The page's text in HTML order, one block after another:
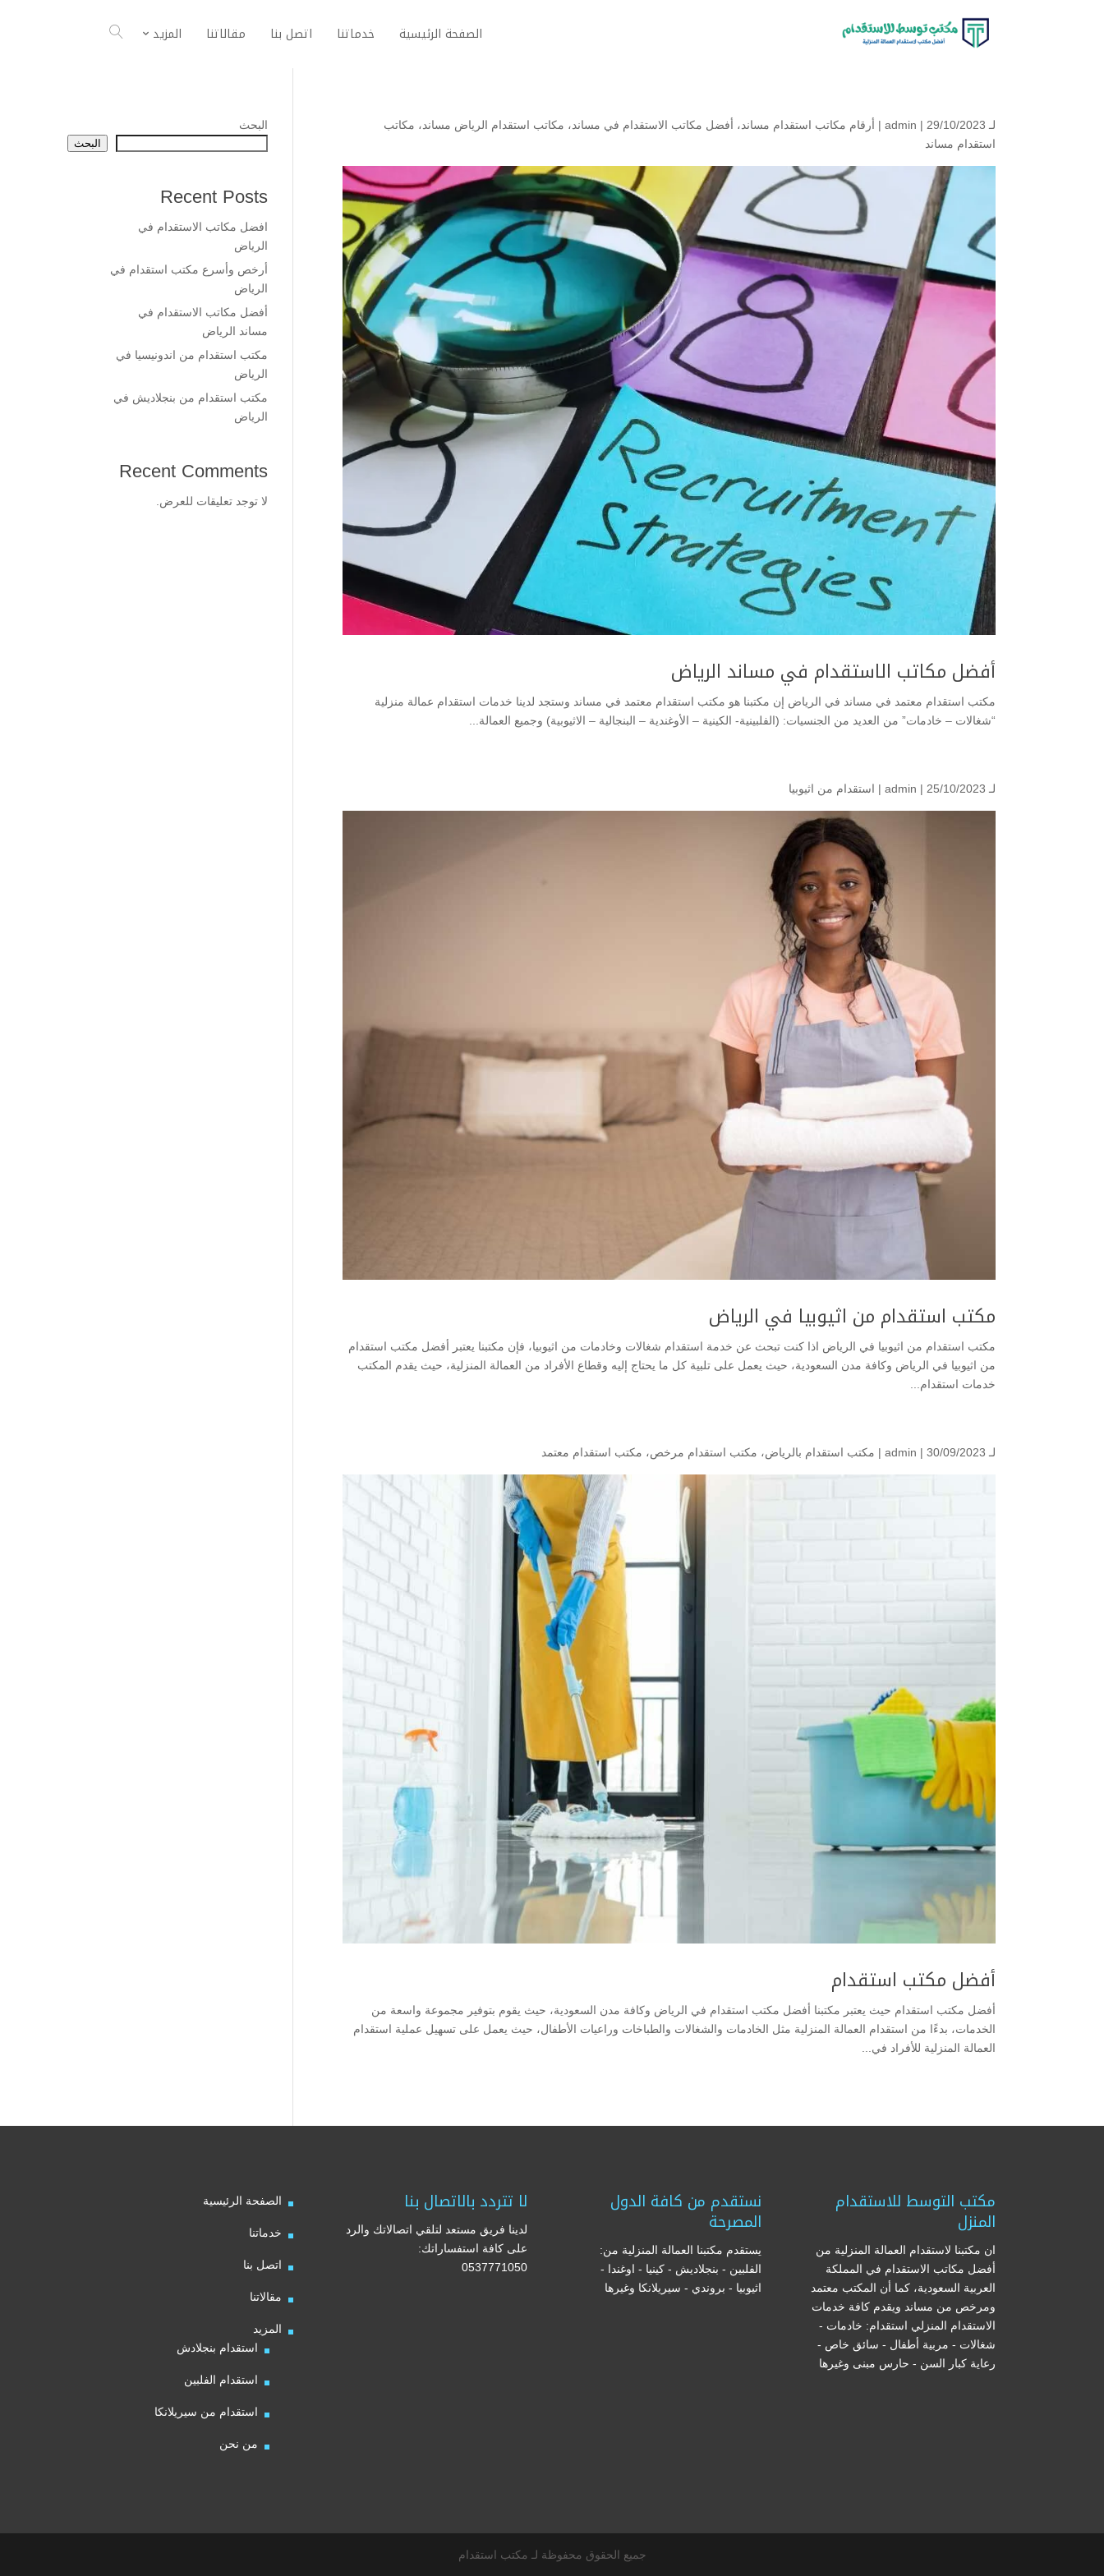
الصفحة الرئيسية خدماتنا اتصل بنا مقالاتنا المزيد
لـ admin | 29/10/2023 | أرقام مكاتب استقدام مساند، أفضل مكاتب الاستقدام في مساند، مكاتب استقدام الرياض مساند، مكاتب
استقدام مساند
أفضل مكاتب الاستقدام في مساند الرياض
مكتب استقدام معتمد في مساند في الرياض إن مكتبنا هو مكتب استقدام معتمد في مساند وستجد لدينا خدمات استقدام عمالة منزلية
“شغالات – خادمات” من العديد من الجنسيات: (الفلبينية- الكينية – الأوغندية – البنجالية – الاثيوبية) وجميع العمالة...
لـ admin | 25/10/2023 | استقدام من اثيوبيا
مكتب استقدام من اثيوبيا في الرياض
مكتب استقدام من اثيوبيا في الرياض اذا كنت تبحث عن خدمة استقدام شغالات وخادمات من اثيوبيا، فإن مكتبنا يعتبر أفضل مكتب استقدام
من اثيوبيا في الرياض وكافة مدن السعودية، حيث يعمل على تلبية كل ما يحتاج إليه وقطاع الأفراد من العمالة المنزلية، حيث يقدم المكتب
خدمات استقدام...
لـ admin | 30/09/2023 | مكتب استقدام بالرياض، مكتب استقدام مرخص، مكتب استقدام معتمد
أفضل مكتب استقدام
أفضل مكتب استقدام حيث يعتبر مكتبنا أفضل مكتب استقدام في الرياض وكافة مدن السعودية، حيث يقوم بتوفير مجموعة واسعة من
الخدمات، بدءًا من استقدام العمالة المنزلية مثل الخادمات والشغالات والطباخات وراعيات الأطفال، حيث يعمل على تسهيل عملية استقدام
العمالة المنزلية للأفراد في...
البحث
البحث
Recent Posts
افضل مكاتب الاستقدام في
الرياض
أرخص وأسرع مكتب استقدام في
الرياض
أفضل مكاتب الاستقدام في
مساند الرياض
مكتب استقدام من اندونيسيا في
الرياض
مكتب استقدام من بنجلاديش في
الرياض
Recent Comments
لا توجد تعليقات للعرض.
مكتب التوسط للاستقدام
المنزل
ان مكتبنا لاستقدام العمالة المنزلية من
أفضل مكاتب الاستقدام في المملكة
العربية السعودية، كما أن المكتب معتمد
ومرخص من مساند ويقدم كافة خدمات
الاستقدام المنزلي استقدام: خادمات -
شغالات - مربية أطفال - سائق خاص -
رعاية كبار السن - حارس مبنى وغيرها
نستقدم من كافة الدول
المصرحة
يستقدم مكتبنا العمالة المنزلية من:
الفلبين - بنجلاديش - كينيا - اوغندا -
اثيوبيا - بروندي - سيريلانكا وغيرها
لا تتردد بالاتصال بنا
لدينا فريق مستعد لتلقي اتصالاتك والرد
على كافة استفساراتك:
0537771050
الصفحة الرئيسية
خدماتنا
اتصل بنا
مقالاتنا
المزيد
استقدام بنجلادش
استقدام الفلبين
استقدام من سيريلانكا
من نحن
جميع الحقوق محفوظة لـ مكتب استقدام